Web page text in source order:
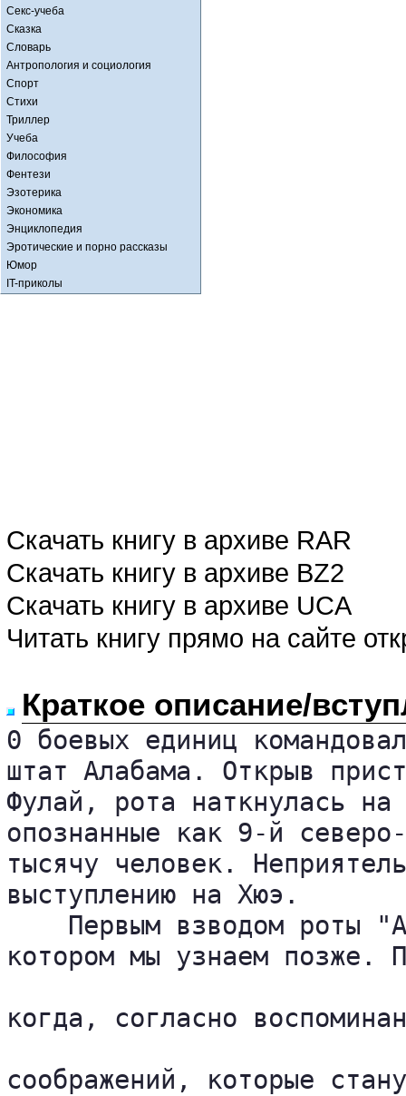
Секс-учеба
Сказка
Словарь
Антропология и социология
Спорт
Стихи
Триллер
Учеба
Философия
Фентези
Эзотерика
Экономика
Энциклопедия
Эротические и порно рассказы
Юмор
IT-приколы
Скачать книгу в архиве RAR
Скачать книгу в архиве BZ2
Скачать книгу в архиве UCA
Читать книгу прямо на сайте
Краткое описание/
0 боевых единиц
штат Алабама. Открыв
Фулай, рота наткнулась
опознанные как 9-й
тысячу человек.
выступлению на Хюэ.
Первым взводом роты
котором мы узнаем позже.
когда, согласно
соображений, которые